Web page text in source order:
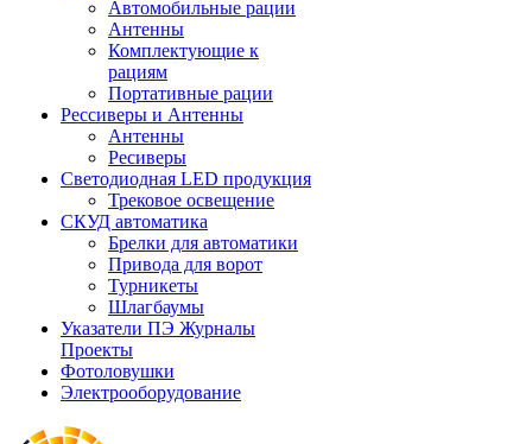
Автомобильные рации
Антенны
Комплектующие к
рациям
Портативные рации
Рессиверы и Антенны
Антенны
Ресиверы
Светодиодная LED продукция
Трековое освещение
СКУД автоматика
Брелки для автоматики
Привода для ворот
Турникеты
Шлагбаумы
Указатели ПЭ Журналы
Проекты
Фотоловушки
Электрооборудование